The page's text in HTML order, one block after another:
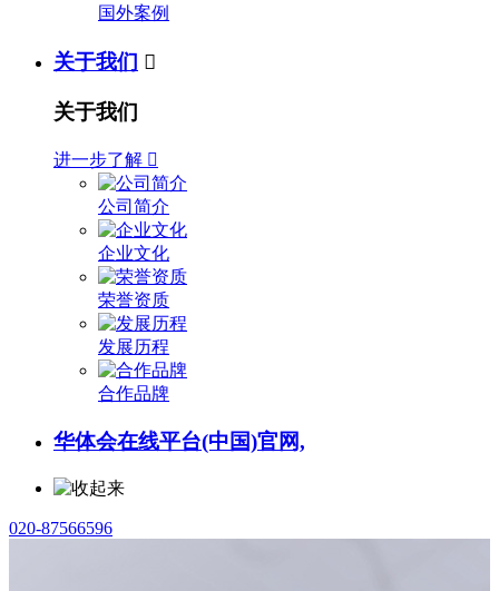
国外案例
关于我们 
关于我们
进一步了解 
公司简介
企业文化
荣誉资质
发展历程
合作品牌
华体会在线平台(中国)官网,
020-87566596